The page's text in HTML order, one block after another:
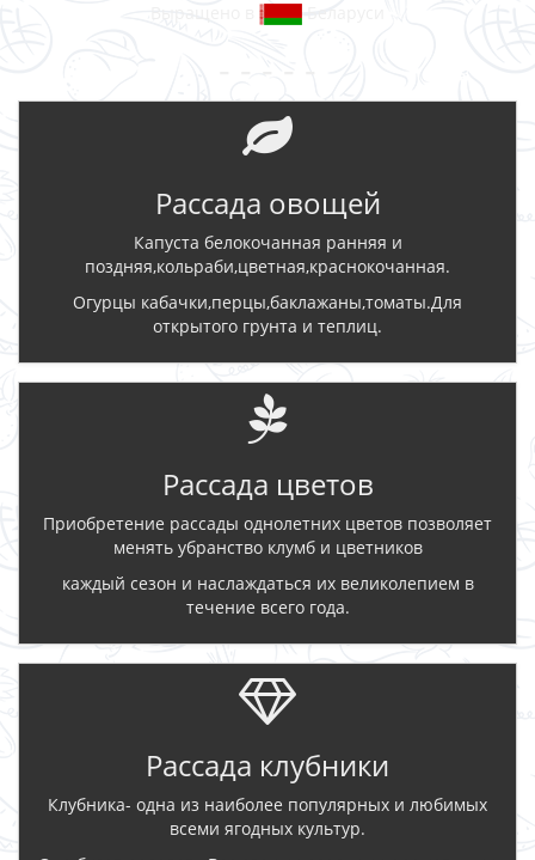
Рассада овощей
Капуста белокочанная ранняя и
поздняя,кольраби,цветная,краснокочанная.
Огурцы кабачки,перцы,баклажаны,томаты.Для
открытого грунта и теплиц.
Рассада цветов
Приобретение рассады однолетних цветов позволяет
менять убранство клумб и цветников
каждый сезон и наслаждаться их великолепием в
течение всего года.
Рассада клубники
Клубника- одна из наиболее популярных и любимых
всеми ягодных культур.